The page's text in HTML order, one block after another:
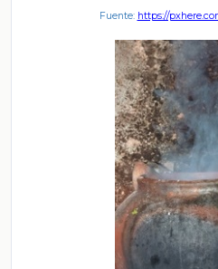
Fuente: https://